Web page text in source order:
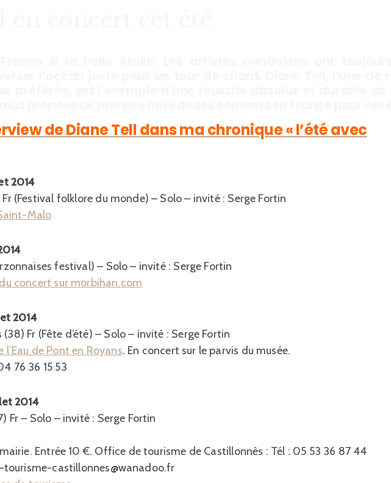
de Diane Tell dans ma chronique « l’été avec
2014
(Festival folklore du monde) – Solo – invité : Serge Fortin
Malo
festival) – Solo – invité : Serge Fortin
concert sur morbihan.com
2014
Fr (Fête d’été) – Solo – invité : Serge Fortin
l’Eau de Pont en Royans. En concert sur le parvis du musée.
76 36 15 53
2014
Fr – Solo – invité : Serge Fortin
Entrée 10 €. Office de tourisme de Castillonnès : Tél : 05 53 36 87 44
tourisme-castillonnes@wanadoo.fr